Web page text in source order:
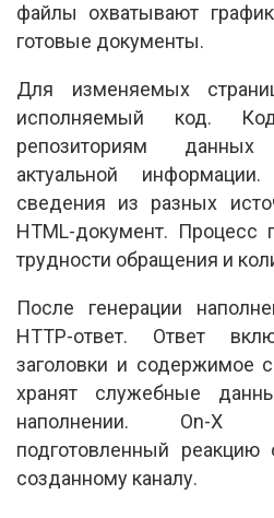
файлы охватывают
готовые документы.
Для изменяемых
исполняемый код.
репозиториям
актуальной
сведения из разных
HTML-документ. Процесс
трудности обращения и
После генерации
HTTP-ответ. Ответ
заголовки и содержимое
хранят служебные
наполнении. On-X
подготовленный реакцию
созданному каналу.